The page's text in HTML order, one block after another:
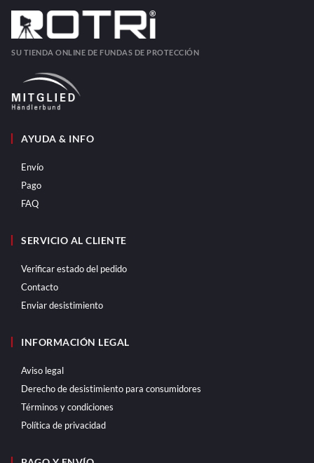
SU TIENDA ONLINE DE FUNDAS DE PROTECCIÓN
AYUDA & INFO
Envío
Pago
FAQ
SERVICIO AL CLIENTE
Verificar estado del pedido
Contacto
Enviar desistimiento
INFORMACIÓN LEGAL
Aviso legal
Derecho de desistimiento para consumidores
Términos y condiciones
Política de privacidad